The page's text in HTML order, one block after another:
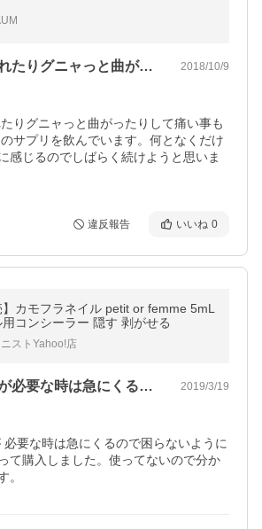
爪が弱くすぐ割れたりグニャっと曲がった… 2018/10/9
りグニャっと曲がったりして痛い事も
サプリを飲んでいます。何となくだけ
感じるのでしばらく続けようと思いま
違反報告 いいね 0
】カモフラネイル petit or femme 5mL
用コンシーラー 隠す 剥がせる
ストYahoo!店
まだ未使用ですが必要な時は急にくるので… 2019/3/19
必要な時は急にくるので困らないように
て購入しました。使ってないので分か
。